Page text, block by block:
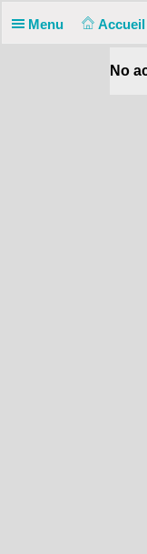
Menu Accueil
No